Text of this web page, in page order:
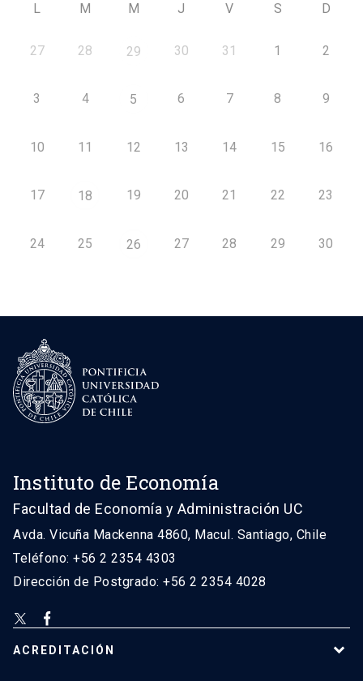
L M M J V S D
27 28 29 30 31 1 2
3 4 5 6 7 8 9
10 11 12 13 14 15 16
17 18 19 20 21 22 23
24 25 26 27 28 29 30
Instituto de Economía
Facultad de Economía y Administración UC
Avda. Vicuña Mackenna 4860, Macul. Santiago, Chile
Teléfono: +56 2 2354 4303
Dirección de Postgrado: +56 2 2354 4028
ACREDITACIÓN